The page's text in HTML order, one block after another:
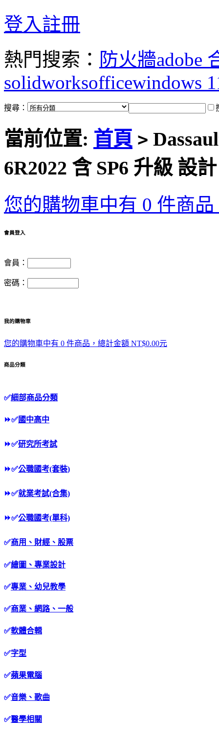
登入註冊
熱門搜索： 防火牆adobe
solidworksofficewindows
搜尋：
當前位置: 首頁 >
6R2022 含 SP6 升級 設
您的購物車中有 0 件商
會員登入
會員：
密碼：
我的購物車
您的購物車中有 0 件商品，總計金額 NT$0.00元
商品分類
✅細部商品分類
⏩✅國中高中
⏩✅研究所考試
⏩✅公職國考(套裝)
⏩✅就業考試(合集)
⏩✅公職國考(單科)
✅商用、財經、股票
✅繪圖、專業設計
✅專業、幼兒教學
✅商業、網路、一般
✅軟體合輯
✅字型
✅蘋果電腦
✅音樂、歌曲
✅醫學相關